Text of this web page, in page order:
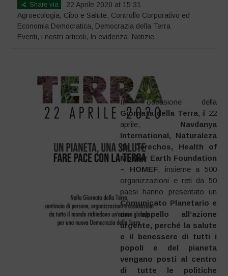
Share via
22 Aprile 2020 at 15:31
Agroecologia, Cibo e Salute, Controllo Corporativo ed
Economia Democratica, Democrazia della Terra
Eventi, i nostri articoli, In evidenza, Notizie
In occasione della
Giornata della Terra, il 22
aprile, Navdanya
International, Naturaleza
de Derechos, Health of
Mother Earth Foundation
– HOMEF, insieme a 500
organizzazioni e reti da 50
paesi hanno presentato un
Comunicato Planetario e
un appello all’azione
urgente, perché la salute
e il benessere di tutti i
popoli e del pianeta
vengano posti al centro
di tutte le politiche